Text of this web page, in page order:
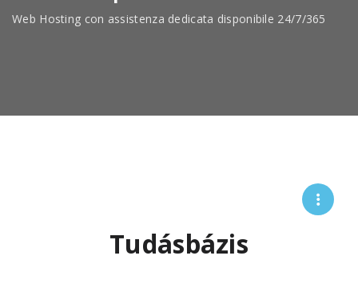
Web Hosting con assistenza dedicata disponibile 24/7/365
Tudásbázis